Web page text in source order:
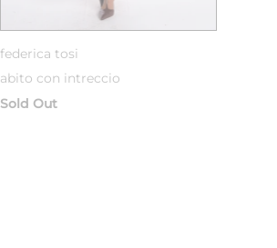
federica tosi
abito con intreccio
Sold Out